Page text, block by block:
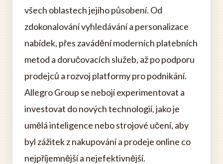
všech oblastech jejího působení. Od
zdokonalování vyhledávání a personalizace
nabídek, přes zavádění moderních platebních
metod a doručovacích služeb, až po podporu
prodejců a rozvoj platformy pro podnikání.
Allegro Group se nebojí experimentovat a
investovat do nových technologií, jako je
umělá inteligence nebo strojové učení, aby
byl zážitek z nakupování a prodeje online co
nejpříjemnější a nejefektivnější.